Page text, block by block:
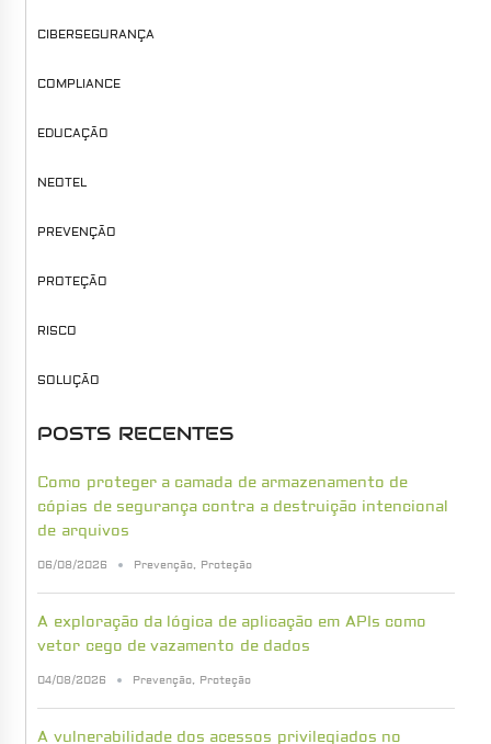
CIBERSEGURANÇA
COMPLIANCE
EDUCAÇÃO
NEOTEL
PREVENÇÃO
PROTEÇÃO
RISCO
SOLUÇÃO
POSTS RECENTES
Como proteger a camada de armazenamento de
cópias de segurança contra a destruição intencional
de arquivos
06/08/2026 Prevenção, Proteção
A exploração da lógica de aplicação em APIs como
vetor cego de vazamento de dados
04/08/2026 Prevenção, Proteção
A vulnerabilidade dos acessos privilegiados no